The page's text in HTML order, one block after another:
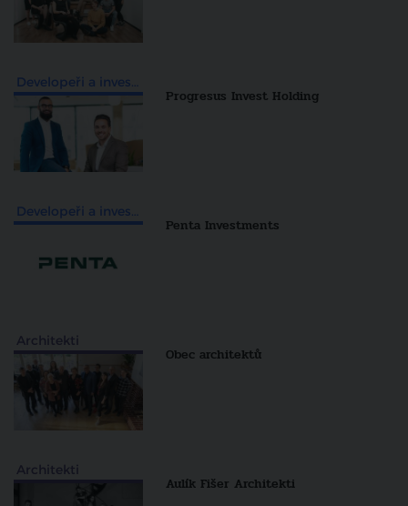
Developeři a investiční skupiny
Progresus Invest Holding
Developeři a investiční skupiny
Penta Investments
Architekti
Obec architektů
Architekti
Aulík Fišer Architekti